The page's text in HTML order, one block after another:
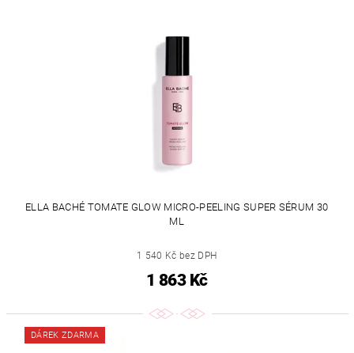
ELLA BACHÉ TOMATE GLOW MICRO-PEELING SUPER SÉRUM 30
ML
1 540 Kč bez DPH
1 863 Kč
DÁREK ZDARMA